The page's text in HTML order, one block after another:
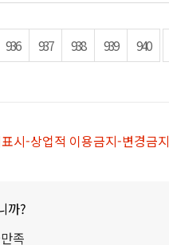
936 937 938 939 940
시-상업적 이용금지-변경금지
까?
족